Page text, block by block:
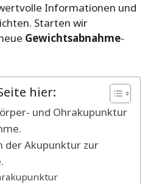
Informationen und
Starten wir
Gewichtsabnahme-
hier:
und Ohrakupunktur
der Akupunktur zur